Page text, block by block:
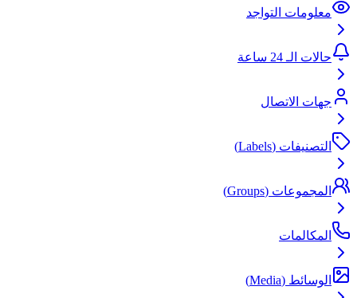
معلومات التواجد
حالات الـ 24 ساعة
جهات الاتصال
التصنيفات (Labels)
المجموعات (Groups)
المكالمات
الوسائط (Media)